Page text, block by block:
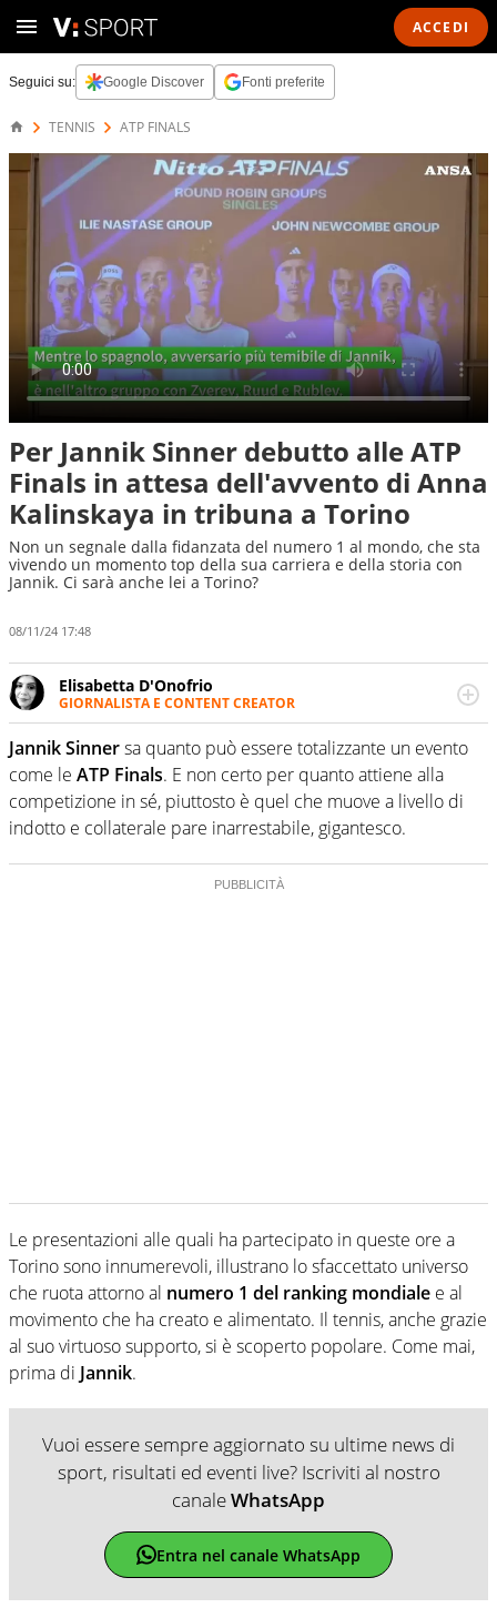
ACCEDI
Seguici su: Google Discover Fonti preferite
TENNIS ATP FINALS
Per Jannik Sinner debutto alle ATP
Finals in attesa dell'avvento di Anna
Kalinskaya in tribuna a Torino
Non un segnale dalla fidanzata del numero 1 al mondo, che sta
vivendo un momento top della sua carriera e della storia con
Jannik. Ci sarà anche lei a Torino?
08/11/24 17:48
Elisabetta D'Onofrio
GIORNALISTA E CONTENT CREATOR
Giornalista professionista dal 2007, scrive per curiosità
personale e necessità: soprattutto di calcio, di sport e dei
suoi protagonisti, concedendosi innocenti evasioni
nell'ambito della creazione di format. Un tempo ala
destra, oggi si sente a suo agio nel ruolo di libero. Cura
una classifica riservata dei migliori 5 calciatori di sempre.
Jannik Sinnersa quanto può essere totalizzante un evento
come le ATP Finals. E non certo per quanto attiene alla
competizione in sé, piuttosto è quel che muove a livello di
indotto e collaterale pare inarrestabile, gigantesco.
Le presentazioni alle quali ha partecipato in queste ore a
Torino sono innumerevoli, illustrano lo sfaccettato universo
che ruota attorno al numero 1 del ranking mondiale e al
movimento che ha creato e alimentato. Il tennis, anche grazie
al suo virtuoso supporto, si è scoperto popolare. Come mai,
prima di Jannik.
Vuoi essere sempre aggiornato su ultime news di
sport, risultati ed eventi live? Iscriviti al nostro
canaleWhatsApp
Entra nel canale WhatsApp